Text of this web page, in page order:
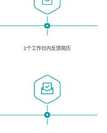
2个工作日内反馈简历